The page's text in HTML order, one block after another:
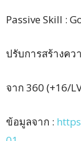
Passive Skill :
ปรับการสร้างคว
จาก 360 (+16/
ข้อมูลจาก :